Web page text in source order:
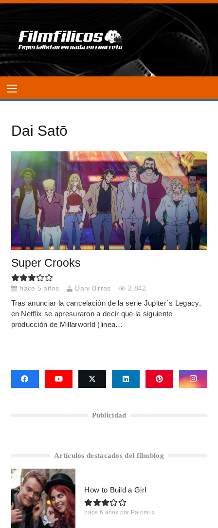
Dai Satō
Super Crooks
hace 5 años Dani Birras 2.842
Tras anunciar la cancelación de la serie Jupiter´s Legacy,
en Netflix se apresuraron a decir que la siguiente
producción de Millarworld (linea…
Publicidad
Artículos destacados del filmblog
How to Build a Girl
hace 6 años por Palomiix